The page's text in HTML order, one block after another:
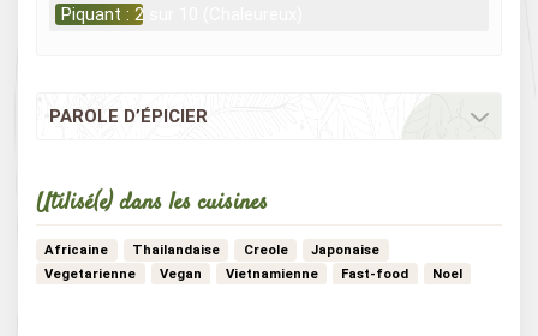
Piquant : 2 sur 10 (Chaleureux)
PAROLE D’ÉPICIER
Utilisé(e) dans les cuisines
Africaine Thailandaise Creole
Japonaise
Vegetarienne
Vegan Vietnamienne Fast-food
Noel